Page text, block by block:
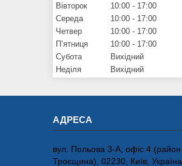
Вівторок
10:00
17:00
Середа
10:00
17:00
Четвер
10:00
17:00
Пʼятниця
10:00
17:00
Субота
Вихідний
Неділя
Вихідний
вул. Польова 3-А, офіс 4 (район
Троєщина), 02230, Київ, Україна